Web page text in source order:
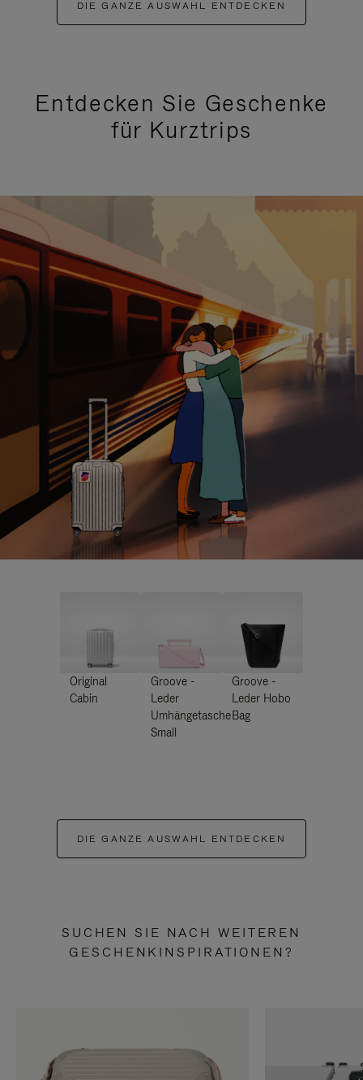
DIE GANZE AUSWAHL ENTDECKEN
Entdecken Sie Geschenke
für Kurztrips
Original
Cabin
Groove -
Leder
Umhängetasche
Small
Groove -
Leder Hobo
Bag
DIE GANZE AUSWAHL ENTDECKEN
SUCHEN SIE NACH WEITEREN
GESCHENKINSPIRATIONEN?